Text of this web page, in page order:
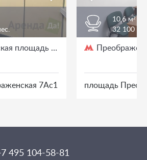
площадь / 3 мин. пешком
7Ас1
10,6 м²
32 100 ₽/
площадь
495 104-58-81